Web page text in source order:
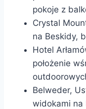
pokoje z
Crystal
na Beskidy,
Hotel
położenie
Belweder,
widokami na